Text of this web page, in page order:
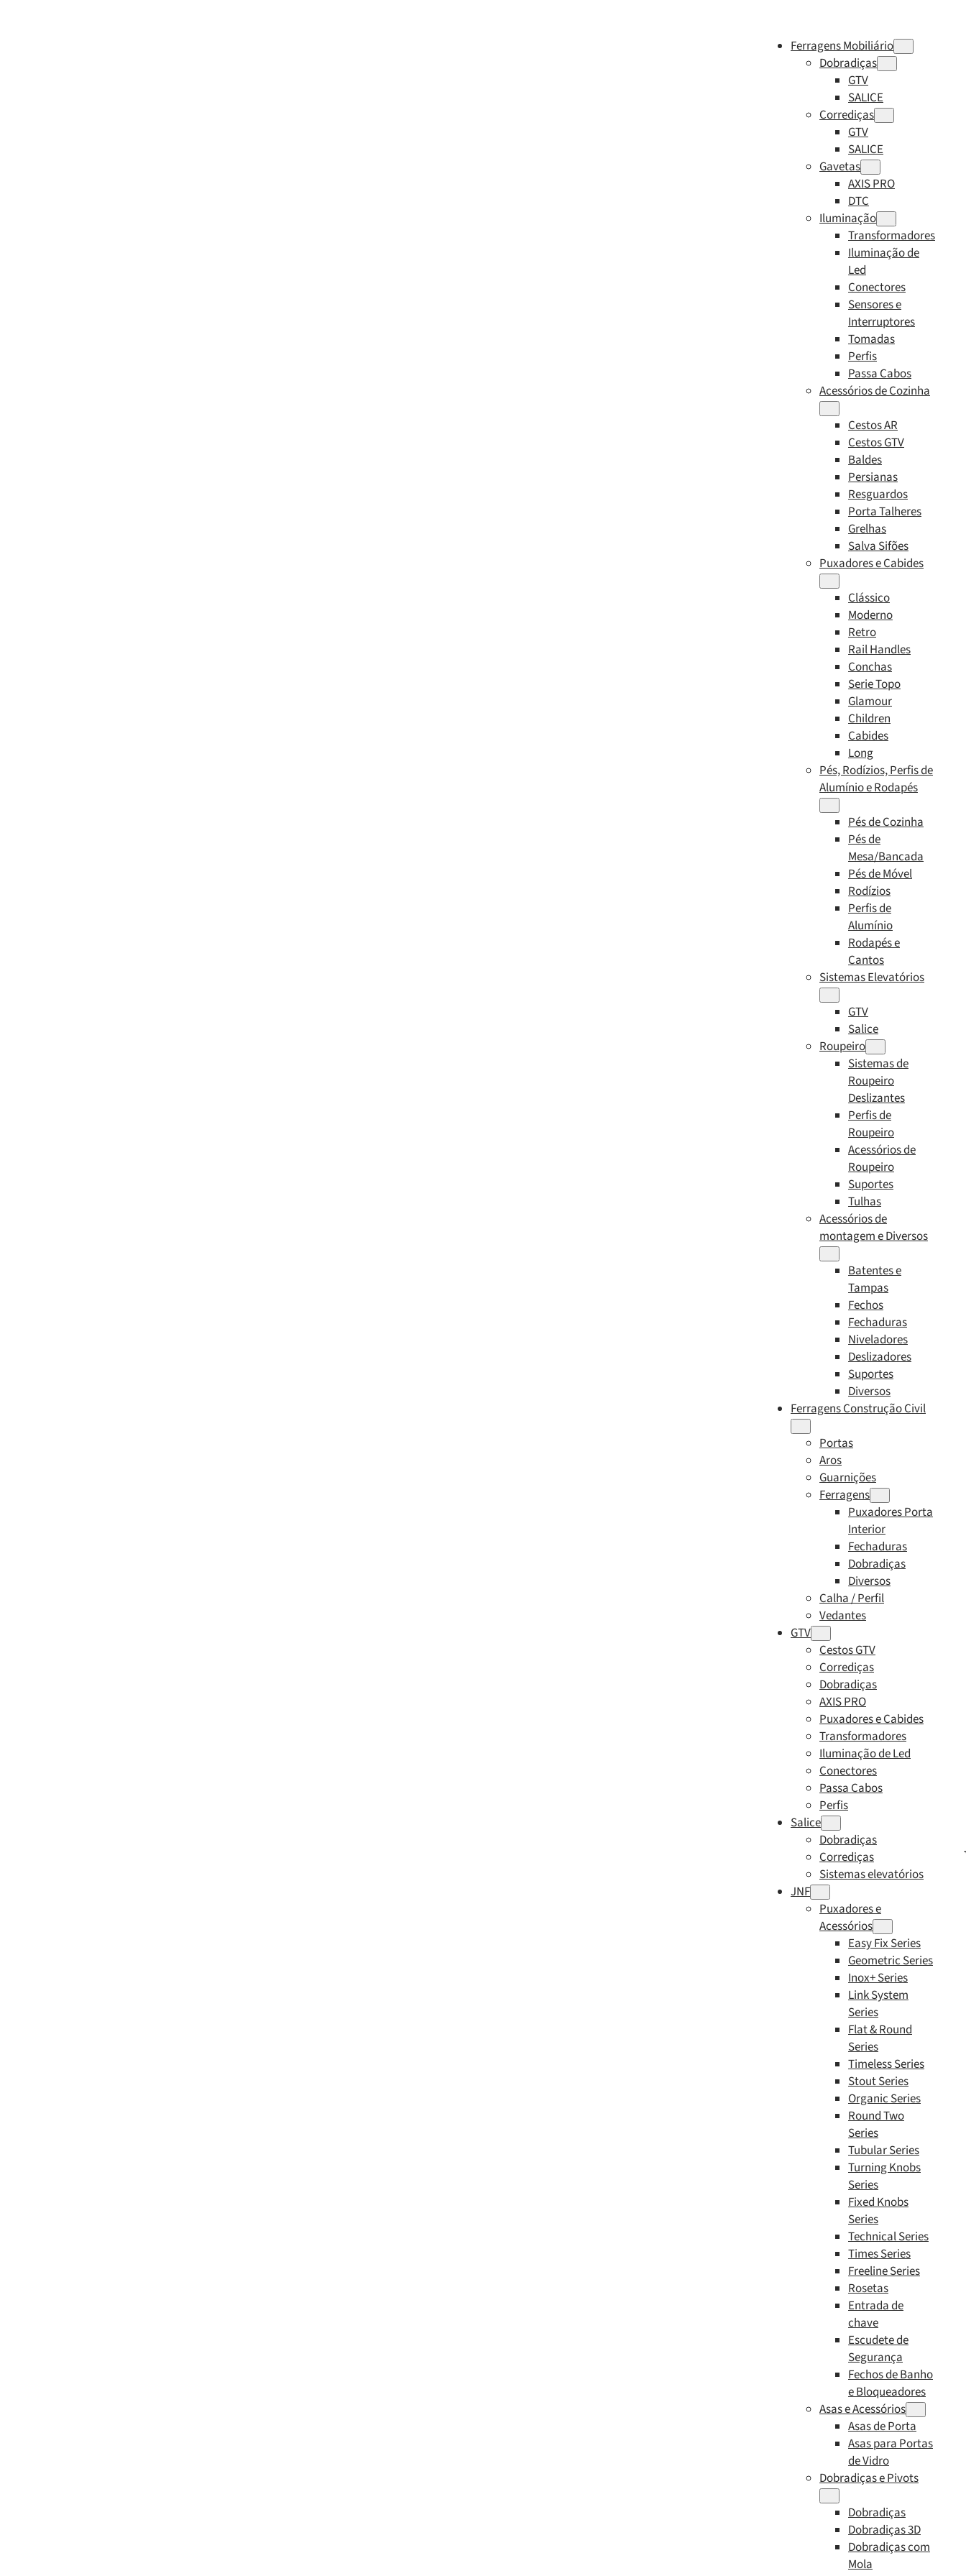
Ferragens Mobiliário
Dobradiças
GTV
SALICE
Corrediças
GTV
SALICE
Gavetas
AXIS PRO
DTC
Iluminação
Transformadores
Iluminação de
Led
Conectores
Sensores e
Interruptores
Tomadas
Perfis
Passa Cabos
Acessórios de Cozinha
Cestos AR
Cestos GTV
Baldes
Persianas
Resguardos
Porta Talheres
Grelhas
Salva Sifões
Puxadores e Cabides
Clássico
Moderno
Retro
Rail Handles
Conchas
Serie Topo
Glamour
Children
Cabides
Long
Pés, Rodízios, Perfis de
Alumínio e Rodapés
Pés de Cozinha
Pés de
Mesa/Bancada
Pés de Móvel
Rodízios
Perfis de
Alumínio
Rodapés e
Cantos
Sistemas Elevatórios
GTV
Salice
Roupeiro
Sistemas de
Roupeiro
Deslizantes
Perfis de
Roupeiro
Acessórios de
Roupeiro
Suportes
Tulhas
Acessórios de
montagem e Diversos
Batentes e
Tampas
Fechos
Fechaduras
Niveladores
Deslizadores
Suportes
Diversos
Ferragens Construção Civil
Portas
Aros
Guarnições
Ferragens
Puxadores Porta
Interior
Fechaduras
Dobradiças
Diversos
Calha / Perfil
Vedantes
GTV
Cestos GTV
Corrediças
Dobradiças
AXIS PRO
Puxadores e Cabides
Transformadores
Iluminação de Led
Conectores
Passa Cabos
Perfis
Salice
Dobradiças
Corrediças
Sistemas elevatórios
JNF
Puxadores e
Acessórios
Easy Fix Series
Geometric Series
Inox+ Series
Link System
Series
Flat & Round
Series
Timeless Series
Stout Series
Organic Series
Round Two
Series
Tubular Series
Turning Knobs
Series
Fixed Knobs
Series
Technical Series
Times Series
Freeline Series
Rosetas
Entrada de
chave
Escudete de
Segurança
Fechos de Banho
e Bloqueadores
Asas e Acessórios
Asas de Porta
Asas para Portas
de Vidro
Dobradiças e Pivots
Dobradiças
Dobradiças 3D
Dobradiças com
Mola